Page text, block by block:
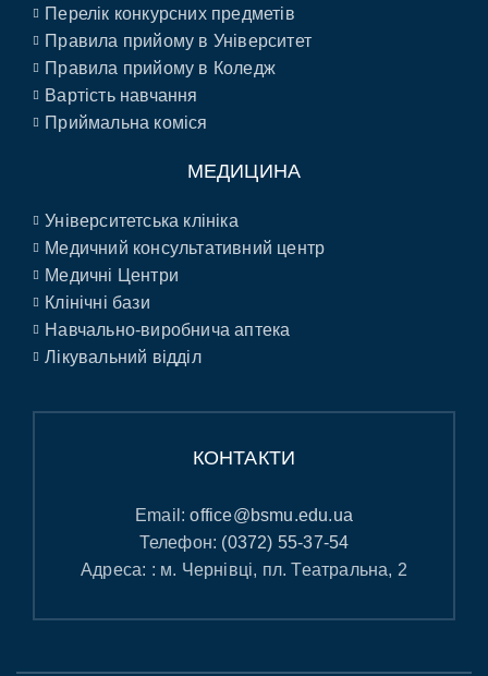
Перелік конкурсних предметів
Правила прийому в Університет
Правила прийому в Коледж
Вартість навчання
Приймальна коміся
МЕДИЦИНА
Університетська клініка
Медичний консультативний центр
Медичні Центри
Клінічні бази
Навчально-виробнича аптека
Лікувальний відділ
КОНТАКТИ
Email:office@bsmu.edu.ua
Телефон: (0372) 55-37-54
Адреса: : м. Чернівці, пл. Театральна, 2